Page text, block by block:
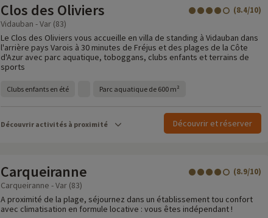
Clos des Oliviers (8.4/10)
Vidauban - Var (83)
Le Clos des Oliviers vous accueille en villa de standing à Vidauban dans
l'arrière pays Varois à 30 minutes de Fréjus et des plages de la Côte
d'Azur avec parc aquatique, toboggans, clubs enfants et terrains de
sports
Clubs enfants en été Parc aquatique de 600 m²
Découvrir activités à proximité Découvrir et réserver
Carqueiranne (8.9/10)
Carqueiranne - Var (83)
A proximité de la plage, séjournez dans un établissement tou confort
avec climatisation en formule locative : vous êtes indépendant !